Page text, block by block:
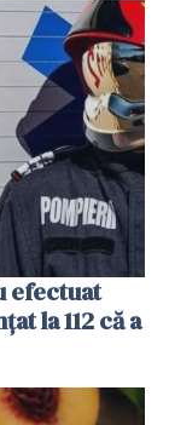
efectuat
la 112 că a